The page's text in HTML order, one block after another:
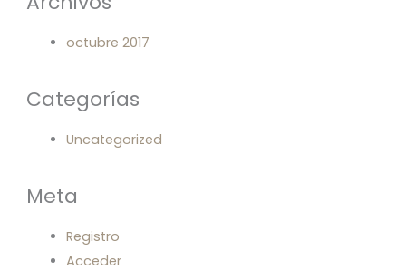
octubre 2017
Categorías
Uncategorized
Meta
Registro
Acceder